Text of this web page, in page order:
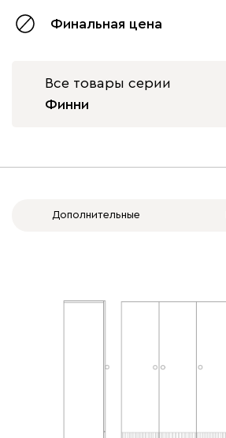
Финальная цена
Все товары серии
Финни
Дополнительные